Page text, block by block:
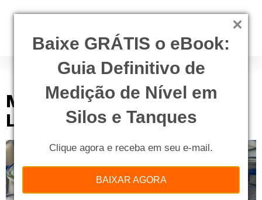
Baixe GRÁTIS o eBook:
Guia Definitivo de
Medição de Nível em
Silos e Tanques
Clique agora e receba em seu e-mail.
BAIXAR AGORA
Tag:laticinios
Medição de Nível na indústria de
Laticínios